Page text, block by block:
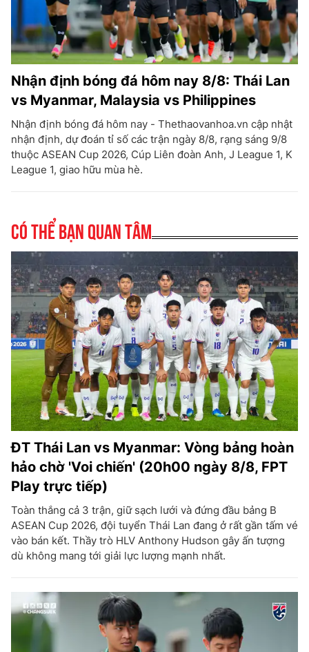
Nhận định bóng đá hôm nay 8/8: Thái Lan
vs Myanmar, Malaysia vs Philippines
Nhận định bóng đá hôm nay - Thethaovanhoa.vn cập nhật
nhận định, dự đoán tỉ số các trận ngày 8/8, rạng sáng 9/8
thuộc ASEAN Cup 2026, Cúp Liên đoàn Anh, J League 1, K
League 1, giao hữu mùa hè.
Có thể bạn quan tâm
ĐT Thái Lan vs Myanmar: Vòng bảng hoàn
hảo chờ 'Voi chiến' (20h00 ngày 8/8, FPT
Play trực tiếp)
Toàn thắng cả 3 trận, giữ sạch lưới và đứng đầu bảng B
ASEAN Cup 2026, đội tuyển Thái Lan đang ở rất gần tấm vé
vào bán kết. Thầy trò HLV Anthony Hudson gây ấn tượng
dù không mang tới giải lực lượng mạnh nhất.